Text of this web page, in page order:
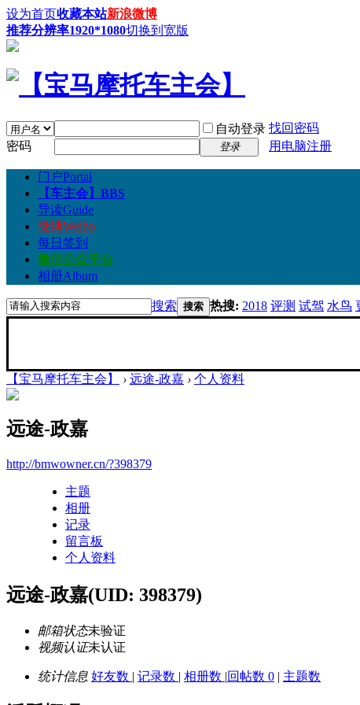
设为首页收藏本站新浪微博
推荐分辨率1920*1080切换到宽版
自动登录 找回密码
密码
登录 用电脑注册
门户Portal
【车主会】 BBS
导读Guide
微博Weibo
每日签到
微信公众平台
相册Album
搜索 搜索 热搜: 2018 评测 试驾 水鸟
【宝马摩托车主会】 › 远途-政嘉 › 个人资料
远途-政嘉
http://bmwowner.cn/?398379
主题
相册
记录
留言板
个人资料
远途-政嘉(UID: 398379)
邮箱状态未验证
视频认证未认证
统计信息 好友数 | 记录数 | 相册数 |回帖数 0 | 主题数